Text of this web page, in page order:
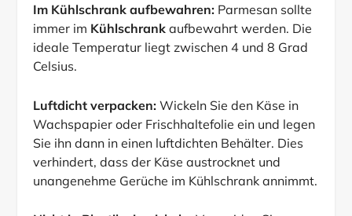
Im Kühlschrank aufbewahren: Parmesan sollte
immer im Kühlschrank aufbewahrt werden. Die
ideale Temperatur liegt zwischen 4 und 8 Grad
Celsius.
Luftdicht verpacken: Wickeln Sie den Käse in
Wachspapier oder Frischhaltefolie ein und legen
Sie ihn dann in einen luftdichten Behälter. Dies
verhindert, dass der Käse austrocknet und
unangenehme Gerüche im Kühlschrank annimmt.